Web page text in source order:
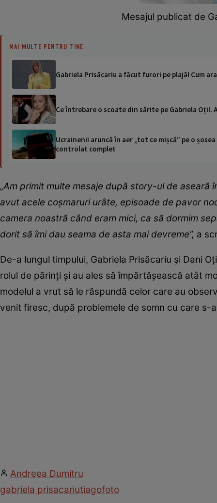
Mesajul publicat de
MAI MULTE PENTRU TINE
Gabriela Prisăcariu a făcut furori pe plajă! Cum
Ce întrebare o scoate din sărite pe Gabriela
Ucrainenii aruncă în aer „tot ce mișcă” pe o
controlat complet
„Am primit multe mesaje după story-ul de
avut acele coșmaruri urâte, episoade de pavor
camera noastră când eram mici, ca să dormim
dorit să îmi dau seama de asta mai devreme”, a
De-a lungul timpului, Gabriela Prisăcariu și Dani
rolul de părinți și au ales să împărtășească atât
modelul a vrut să le răspundă celor care au
venit firesc, după problemele de somn cu care s-
Andreea Dumitru
gabriela prisacariutiagofoto